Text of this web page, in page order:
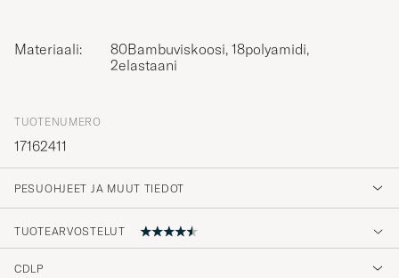
Materiaali:
80Bambuviskoosi, 18polyamidi,
2elastaani
TUOTENUMERO
17162411
PESUOHJEET JA MUUT TIEDOT
TUOTEARVOSTELUT
CDLP